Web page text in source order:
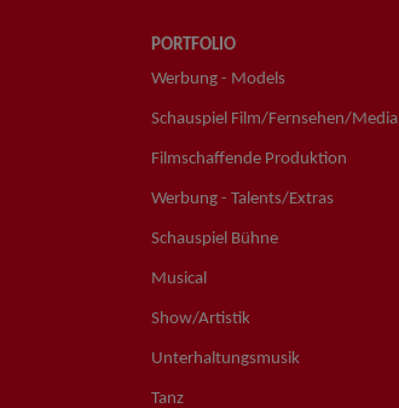
PORTFOLIO
Werbung - Models
Schauspiel Film/Fernsehen/Media
Filmschaffende Produktion
Werbung - Talents/Extras
Schauspiel Bühne
Musical
Show/Artistik
Unterhaltungsmusik
Tanz